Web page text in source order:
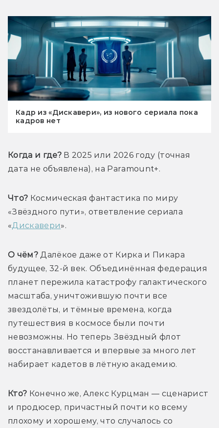
Кадр из «Дискавери», из нового сериала пока
кадров нет
Когда и где? В 2025 или 2026 году (точная
дата не объявлена), на Paramount+.
Что? Космическая фантастика по миру
«Звёздного пути», ответвление сериала
«Дискавери».
О чём? Далёкое даже от Кирка и Пикара
будущее, 32-й век. Объединённая федерация
планет пережила катастрофу галактического
масштаба, уничтожившую почти все
звездолёты, и тёмные времена, когда
путешествия в космосе были почти
невозможны. Но теперь Звёздный флот
восстанавливается и впервые за много лет
набирает кадетов в лётную академию.
Кто? Конечно же, Алекс Курцман — сценарист
и продюсер, причастный почти ко всему
плохому и хорошему, что случалось со